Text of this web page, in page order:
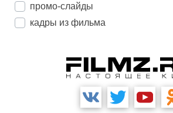
промо-слайды
кадры из фильма